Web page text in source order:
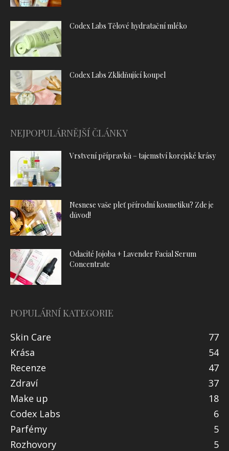
Codex Labs Tělové hydratační mléko
Codex Labs Zklidňující koupel
NEJPOPULÁRNĚJŠÍ ČLÁNKY
Vrstvení přípravků – tajemství korejské krásy
Nesnese vaše pleť přírodní kosmetiku? Zde je
důvod!
Odacité Jojoba + Lavender Facial Serum
Concentrate
POPULÁRNÍ KATEGORIE
Skin Care
77
Krása
54
Recenze
47
Zdraví
37
Make up
18
Codex Labs
6
Parfémy
5
Rozhovory
5